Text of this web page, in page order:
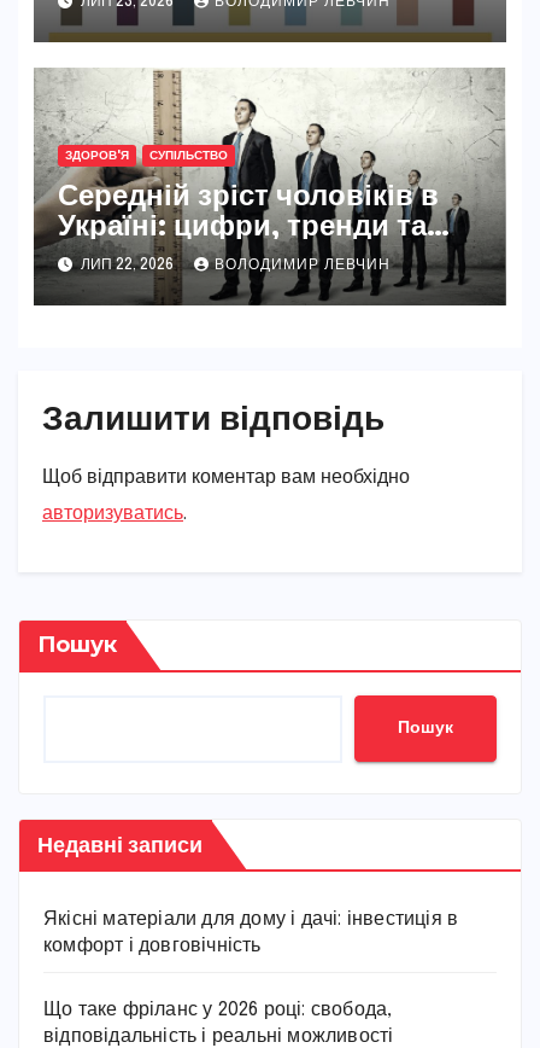
ЗДОРОВ'Я СУПІЛЬСТВО
Середній зріст чоловіків в
Україні: цифри, тренди та
реальність 2026
ЛИП 22, 2026 ВОЛОДИМИР ЛЕВЧИН
Залишити відповідь
Щоб відправити коментар вам необхідно
авторизуватись.
Пошук
Пошук
Недавні записи
Якісні матеріали для дому і дачі: інвестиція в
комфорт і довговічність
Що таке фріланс у 2026 році: свобода,
відповідальність і реальні можливості